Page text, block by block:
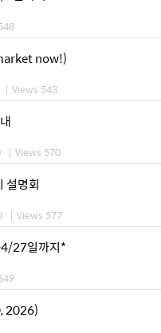
now!)
| Views 543
| Views 570
설명회
| Views 577
27일까지*
2026)